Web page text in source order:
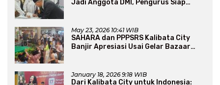
Jadi Anggota DMI, Pengurus Siap
May 23, 2026 10:41 WIB
SAHARA dan PPPSRS Kalibata City
Banjir Apresiasi Usai Gelar Bazaar
January 18, 2026 9:18 WIB
Dari Kalibata City untuk Indonesia: